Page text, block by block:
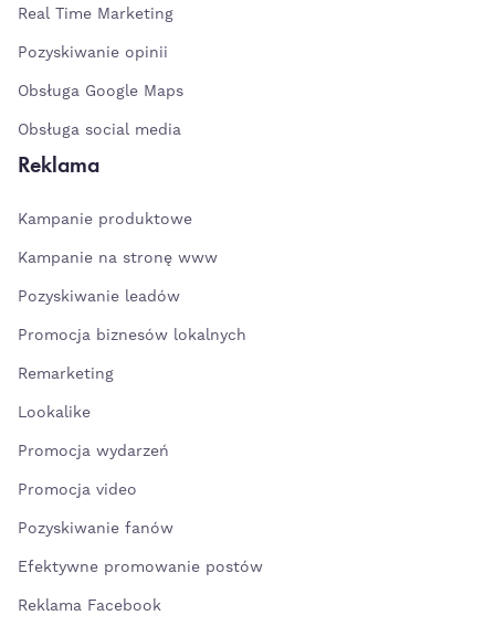
Real Time Marketing
Pozyskiwanie opinii
Obsługa Google Maps
Obsługa social media
Reklama
Kampanie produktowe
Kampanie na stronę www
Pozyskiwanie leadów
Promocja biznesów lokalnych
Remarketing
Lookalike
Promocja wydarzeń
Promocja video
Pozyskiwanie fanów
Efektywne promowanie postów
Reklama Facebook